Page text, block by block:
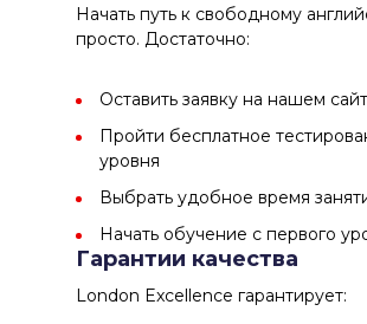
Начать путь к свободному
просто. Достаточно:
Оставить заявку на нашем
Пройти бесплатное
уровня
Выбрать удобное время
Начать обучение с первого
Гарантии качества
London Excellence гарантирует: